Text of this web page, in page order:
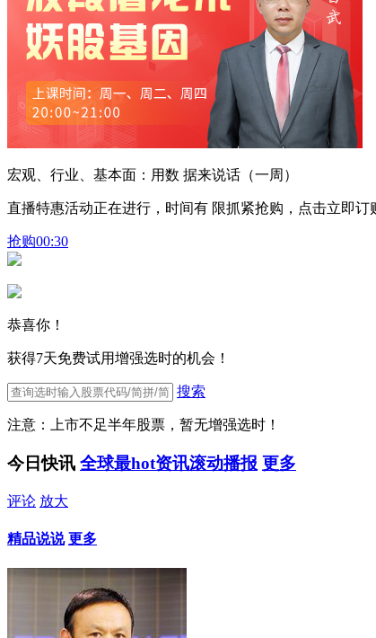
宏观、行业、基本面：用数 据来说话（一周）
直播特惠活动正在进行，时间有 限抓紧抢购，点击立即订
抢购00:30
恭喜你！
获得7天免费试用增强选时的机会！
搜索
注意：上市不足半年股票，暂无增强选时！
今日快讯 全球最hot资讯滚动播报 更多
评论 放大
精品说说 更多